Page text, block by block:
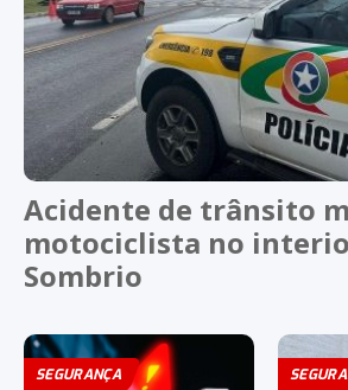
Acidente de trânsito
motociclista no
Sombrio
SEGURANÇA